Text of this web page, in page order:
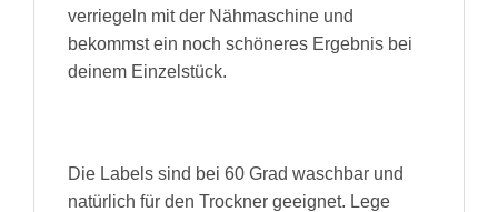
verriegeln mit der Nähmaschine und
bekommst ein noch schöneres Ergebnis bei
deinem Einzelstück.
Die Labels sind bei 60 Grad waschbar und
natürlich für den Trockner geeignet. Lege